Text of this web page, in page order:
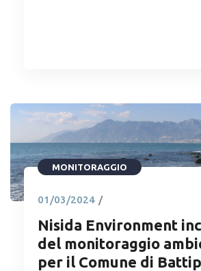
MONITORAGGIO
01/03/2024 /
Nisida Environment
del monitoraggio
per il Comune di